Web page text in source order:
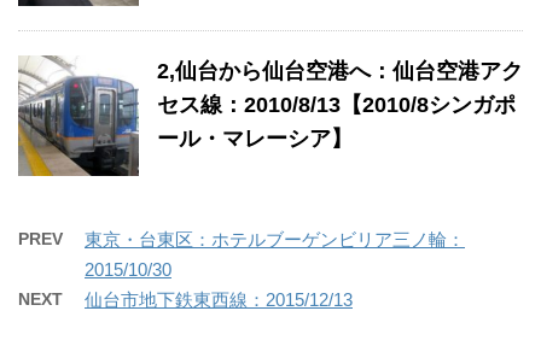
2,仙台から仙台空港へ：仙台空港アク
セス線：2010/8/13【2010/8シンガポ
ール・マレーシア】
PREV
東京・台東区：ホテルブーゲンビリア三ノ輪：
2015/10/30
NEXT 仙台市地下鉄東西線：2015/12/13